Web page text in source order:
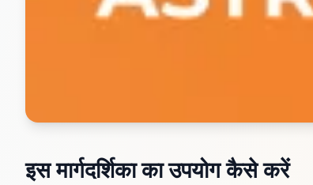
इस मार्गदर्शिका का उपयोग कैसे करें